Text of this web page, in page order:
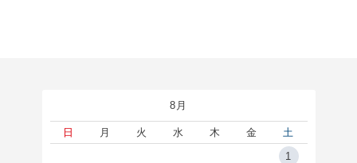
8月
日 月 火 水 木 金
土
1